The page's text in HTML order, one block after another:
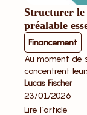
Structurer le
préalable
Au moment de
concentrent
Financement
Lucas Fischer
23/01/2026
Lire l'article